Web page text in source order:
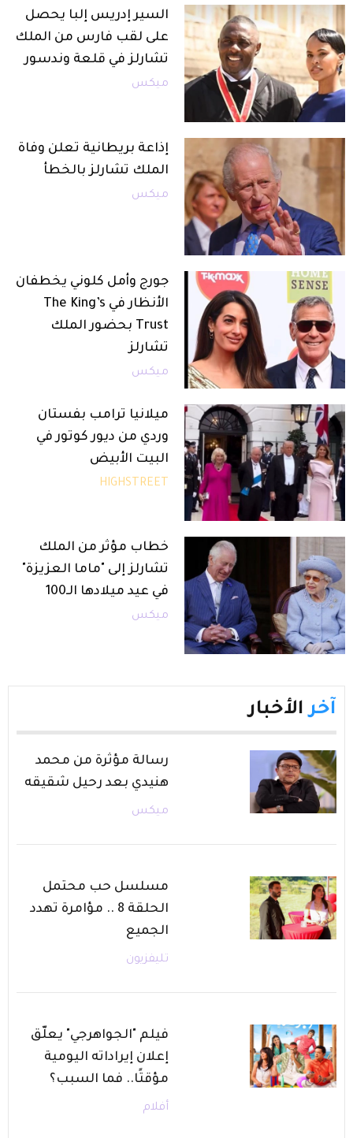
السير إدريس إلبا يحصل
على لقب فارس من الملك
تشارلز في قلعة وندسور
ميكس
إذاعة بريطانية تعلن وفاة
الملك تشارلز بالخطأ
ميكس
جورج وأمل كلوني يخطفان
الأنظار في The King’s
Trust بحضور الملك
تشارلز
ميكس
ميلانيا ترامب بفستان
وردي من ديور كوتور في
البيت الأبيض
HIGHSTREET
خطاب مؤثر من الملك
تشارلز إلى "ماما العزيزة"
في عيد ميلادها الـ100
ميكس
آخر الأخبار
رسالة مؤثرة من محمد
هنيدي بعد رحيل شقيقه
ميكس
مسلسل حب محتمل
الحلقة 8 .. مؤامرة تهدد
الجميع
تليفزيون
فيلم "الجواهرجي" يعلّق
إعلان إيراداته اليومية
مؤقتًا.. فما السبب؟
أفلام